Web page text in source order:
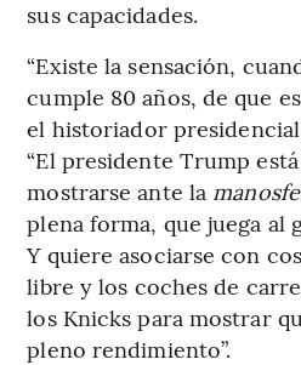
sus capacidades.
“Existe la sensación,
cumple 80 años, de que
el historiador
“El presidente Trump
mostrarse ante la
plena forma, que juega al
Y quiere asociarse con
libre y los coches de
los Knicks para mostrar
pleno rendimiento”.